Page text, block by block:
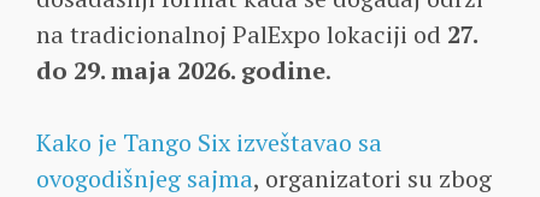
na tradicionalnoj PalExpo lokaciji od 27.
do 29. maja 2026. godine.
Kako je Tango Six izveštavao sa
ovogodišnjeg sajma, organizatori su zbog